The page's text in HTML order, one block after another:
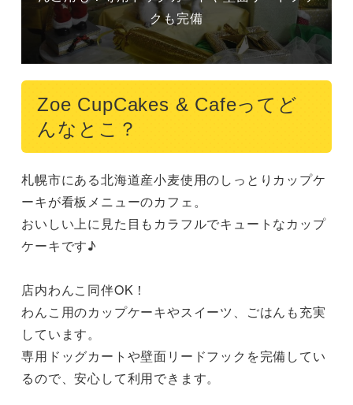
クも完備
Zoe CupCakes & Cafeってど
んなとこ？
札幌市にある北海道産小麦使用のしっとりカップケ
ーキが看板メニューのカフェ。
おいしい上に見た目もカラフルでキュートなカップ
ケーキです♪
店内わんこ同伴OK！
わんこ用のカップケーキやスイーツ、ごはんも充実
しています。
専用ドッグカートや壁面リードフックを完備してい
るので、安心して利用できます。